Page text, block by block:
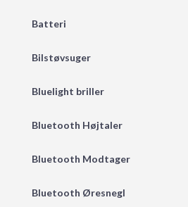
Batteri
Bilstøvsuger
Bluelight briller
Bluetooth Højtaler
Bluetooth Modtager
Bluetooth Øresnegl